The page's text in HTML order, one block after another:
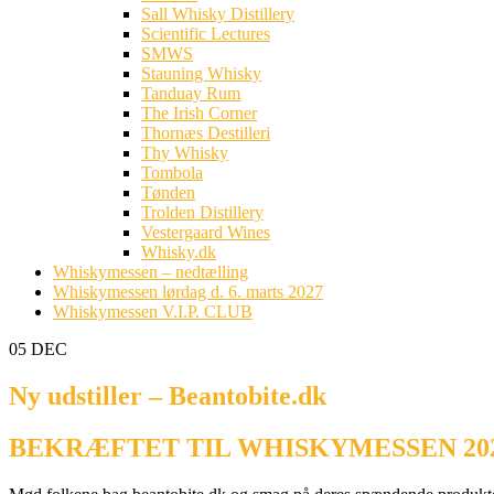
Sall Whisky Distillery
Scientific Lectures
SMWS
Stauning Whisky
Tanduay Rum
The Irish Corner
Thornæs Destilleri
Thy Whisky
Tombola
Tønden
Trolden Distillery
Vestergaard Wines
Whisky.dk
Whiskymessen – nedtælling
Whiskymessen lørdag d. 6. marts 2027
Whiskymessen V.I.P. CLUB
05 DEC
Ny udstiller – Beantobite.dk
BEKRÆFTET TIL WHISKYMESSEN